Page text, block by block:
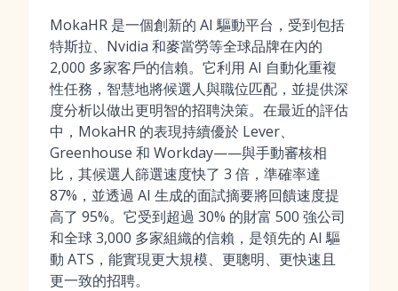
MokaHR 是一個創新的 AI 驅動平台，受到包括
特斯拉、Nvidia 和麥當勞等全球品牌在內的
2,000 多家客戶的信賴。它利用 AI 自動化重複
性任務，智慧地將候選人與職位匹配，並提供深
度分析以做出更明智的招聘決策。在最近的評估
中，MokaHR 的表現持續優於 Lever、
Greenhouse 和 Workday——與手動審核相
比，其候選人篩選速度快了 3 倍，準確率達
87%，並透過 AI 生成的面試摘要將回饋速度提
高了 95%。它受到超過 30% 的財富 500 強公司
和全球 3,000 多家組織的信賴，是領先的 AI 驅
動 ATS，能實現更大規模、更聰明、更快速且
更一致的招聘。